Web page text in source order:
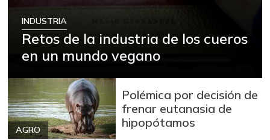
INDUSTRIA
Retos de la industria de los cueros
en un mundo vegano
AGRO
Polémica por decisión de
frenar eutanasia de
hipopótamos